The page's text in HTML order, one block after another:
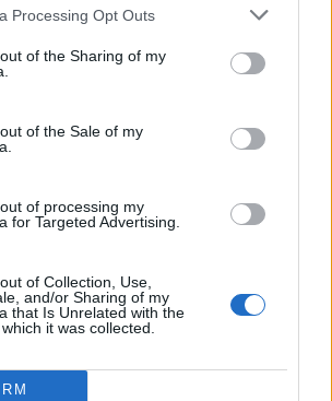
Processing Opt Outs
of the Sharing of my
of the Sale of my
of processing my
for Targeted Advertising.
of Collection, Use,
and/or Sharing of my
that Is Unrelated with the
it was collected.
regioni hanno deciso di fare
25 Aprileriprendendo
il venerdì successivo.
invece per quanto riguarda il 1
dei Lavoratori, che cadrà di
prossimo sono da non
il 2 Giugno, Festa della
Dicembre, Festa
Concezione: purtroppo
cadranno di domenica.
scolastico è previsto per il 1